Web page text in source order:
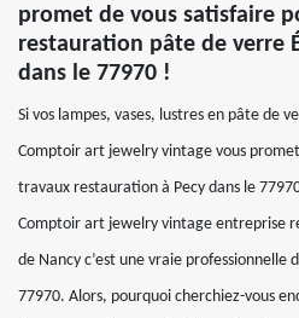
promet de vous satisfaire
restauration pâte de verre
dans le 77970 !
Si vos lampes, vases, lustres en pâte de
Comptoir art jewelry vintage vous
travaux restauration à Pecy dans le
Comptoir art jewelry vintage entreprise
de Nancy c’est une vraie professionnelle
77970. Alors, pourquoi cherchiez-vous